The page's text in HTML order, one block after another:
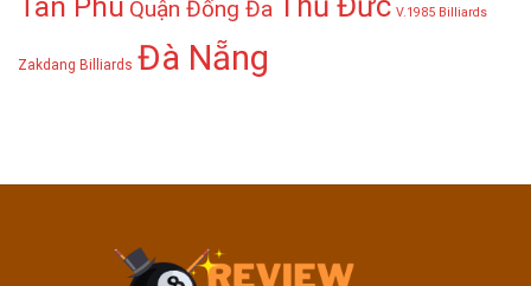
Quận Đống Đa V.1985 Billiards
Zakdang Billiards Đà Nẵng